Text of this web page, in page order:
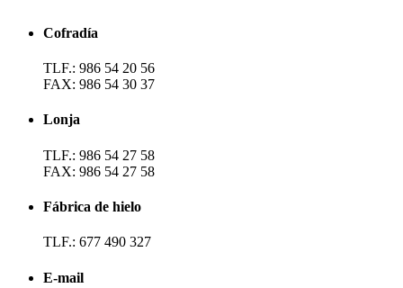
Cofradía
TLF.: 986 54 20 56
FAX: 986 54 30 37
Lonja
TLF.: 986 54 27 58
FAX: 986 54 27 58
Fábrica de hielo
TLF.: 677 490 327
E-mail